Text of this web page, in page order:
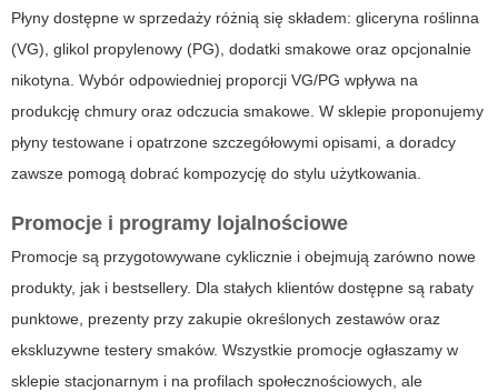
Płyny dostępne w sprzedaży różnią się składem: gliceryna roślinna
(VG), glikol propylenowy (PG), dodatki smakowe oraz opcjonalnie
nikotyna. Wybór odpowiedniej proporcji VG/PG wpływa na
produkcję chmury oraz odczucia smakowe. W sklepie proponujemy
płyny testowane i opatrzone szczegółowymi opisami, a doradcy
zawsze pomogą dobrać kompozycję do stylu użytkowania.
Promocje i programy lojalnościowe
Promocje są przygotowywane cyklicznie i obejmują zarówno nowe
produkty, jak i bestsellery. Dla stałych klientów dostępne są rabaty
punktowe, prezenty przy zakupie określonych zestawów oraz
ekskluzywne testery smaków. Wszystkie promocje ogłaszamy w
sklepie stacjonarnym i na profilach społecznościowych, ale